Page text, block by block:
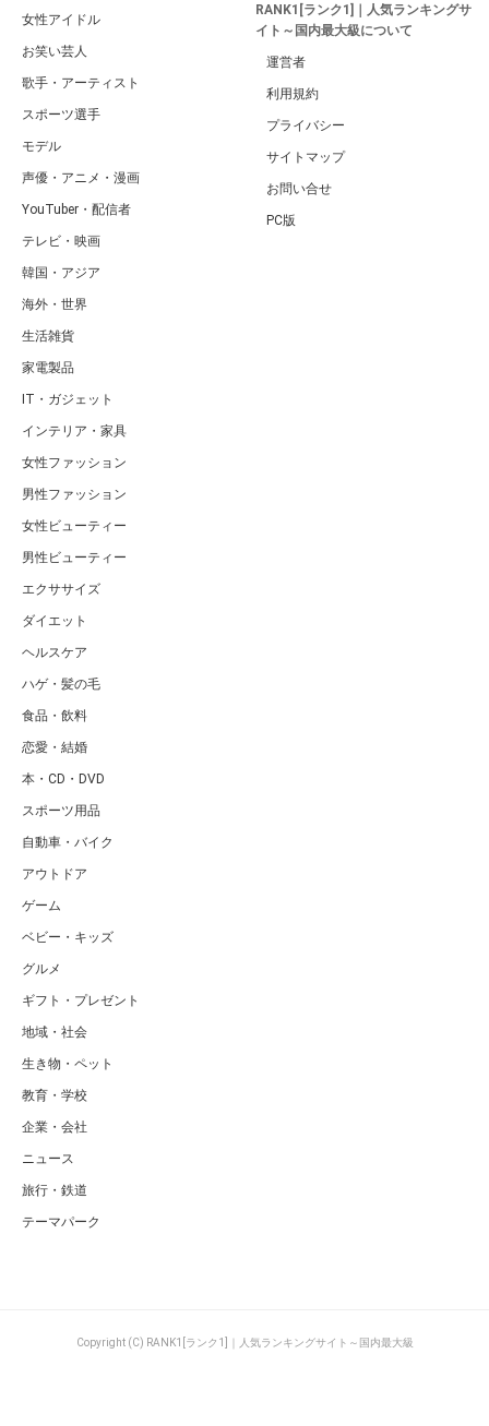
女性アイドル
お笑い芸人
歌手・アーティスト
スポーツ選手
モデル
声優・アニメ・漫画
YouTuber・配信者
テレビ・映画
韓国・アジア
海外・世界
生活雑貨
家電製品
IT・ガジェット
インテリア・家具
女性ファッション
男性ファッション
女性ビューティー
男性ビューティー
エクササイズ
ダイエット
ヘルスケア
ハゲ・髪の毛
食品・飲料
恋愛・結婚
本・CD・DVD
スポーツ用品
自動車・バイク
アウトドア
ゲーム
ベビー・キッズ
グルメ
ギフト・プレゼント
地域・社会
生き物・ペット
教育・学校
企業・会社
ニュース
旅行・鉄道
テーマパーク
RANK1[ランク1]｜人気ランキングサ
イト～国内最大級について
運営者
利用規約
プライバシー
サイトマップ
お問い合せ
PC版
Copyright (C) RANK1[ランク1]｜人気ランキングサイト～国内最大級